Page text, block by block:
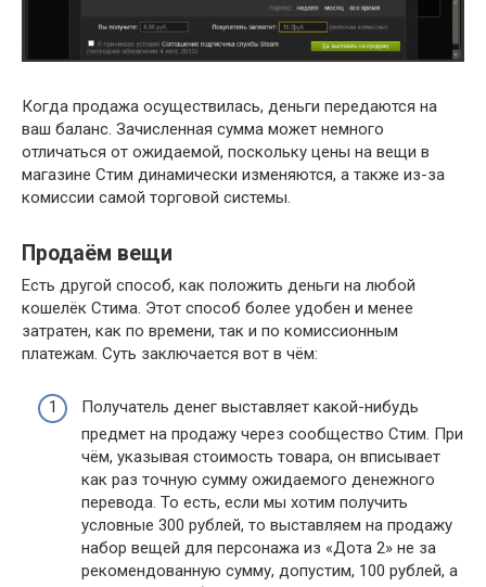
Когда продажа осуществилась, деньги передаются на
ваш баланс. Зачисленная сумма может немного
отличаться от ожидаемой, поскольку цены на вещи в
магазине Стим динамически изменяются, а также из-за
комиссии самой торговой системы.
Продаём вещи
Есть другой способ, как положить деньги на любой
кошелёк Стима. Этот способ более удобен и менее
затратен, как по времени, так и по комиссионным
платежам. Суть заключается вот в чём:
Получатель денег выставляет какой-нибудь
предмет на продажу через сообщество Стим. При
чём, указывая стоимость товара, он вписывает
как раз точную сумму ожидаемого денежного
перевода. То есть, если мы хотим получить
условные 300 рублей, то выставляем на продажу
набор вещей для персонажа из «Дота 2» не за
рекомендованную сумму, допустим, 100 рублей, а